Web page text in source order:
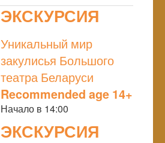
ЭКСКУРСИЯ
Уникальный мир
закулисья Большого
театра Беларуси
Recommended age 14+
Начало в 14:00
ЭКСКУРСИЯ